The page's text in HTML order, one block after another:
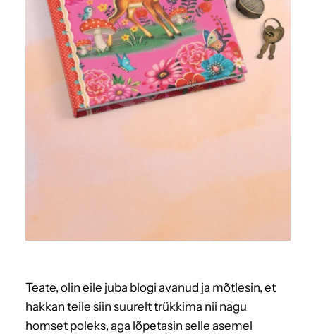
Teate, olin eile juba blogi avanud ja mõtlesin, et
hakkan teile siin suurelt trükkima nii nagu
homset poleks, aga lõpetasin selle asemel